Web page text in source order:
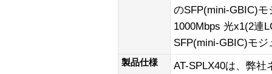
のSFP(mini-GBIC)モ
1000Mbps 光x1(2連
SFP(mini-GBIC)モ
製品仕様
AT-SPLX40は、弊